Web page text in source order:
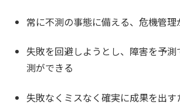
常に不測の事態に備える、危機管理
失敗を回避しようとし、障害を予
測ができる
失敗なくミスなく確実に成果を出す